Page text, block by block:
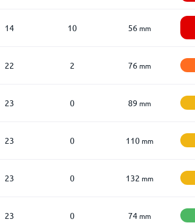
14 10 56 mm
22 2 76 mm
23 0 89 mm
23 0 110 mm
23 0 132 mm
23 0 74 mm